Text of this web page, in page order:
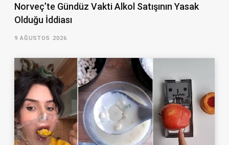
Norveç’te Gündüz Vakti Alkol Satışının Yasak
Olduğu İddiası
9 AĞUSTOS 2026